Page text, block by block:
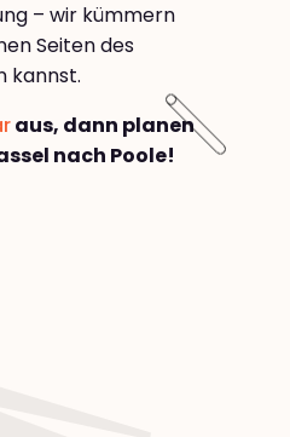
– wir kümmern
Seiten des
kannst.
aus, dann planen
nach Poole!